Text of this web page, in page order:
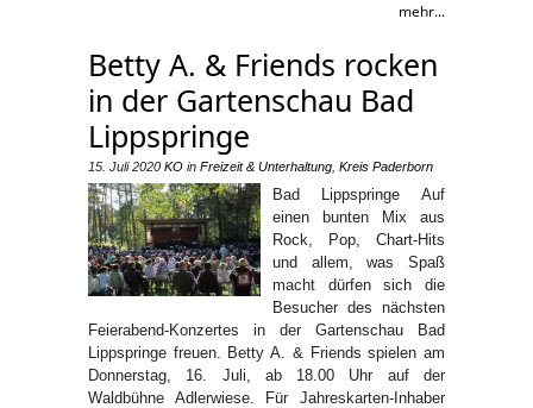
mehr...
Betty A. & Friends rocken
in der Gartenschau Bad
Lippspringe
15. Juli 2020 KO in Freizeit & Unterhaltung Kreis Paderborn
Bad Lippspringe Auf
einen bunten Mix aus
Rock, Pop, Chart-Hits
und allem, was Spaß
macht dürfen sich die
Besucher des nächsten
Feierabend-Konzertes in der Gartenschau Bad
Lippspringe freuen. Betty A. & Friends spielen am
Donnerstag, 16. Juli, ab 18.00 Uhr auf der
Waldbühne Adlerwiese. Für Jahreskarten-Inhaber